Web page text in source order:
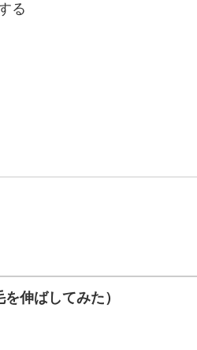
る
伸ばしてみた）